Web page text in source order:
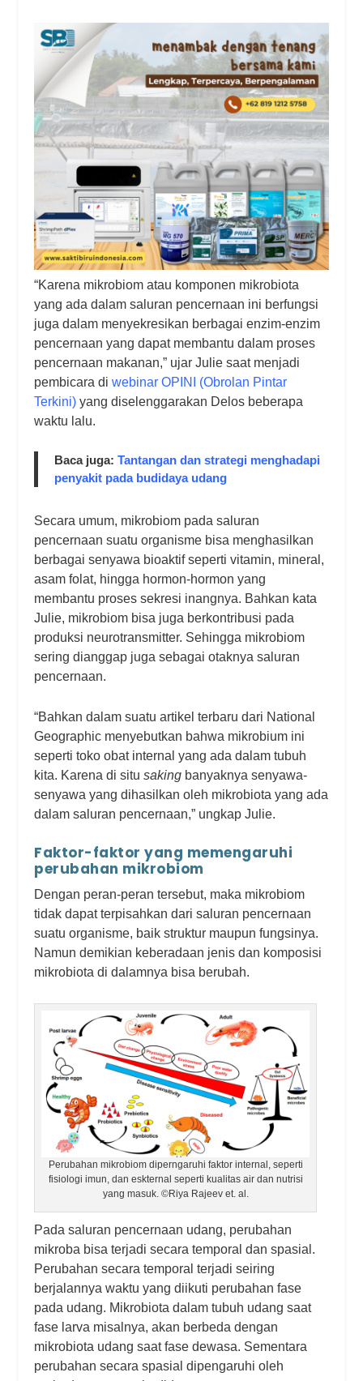
“Karena mikrobiom atau komponen mikrobiota
yang ada dalam saluran pencernaan ini berfungsi
juga dalam menyekresikan berbagai enzim-enzim
pencernaan yang dapat membantu dalam proses
pencernaan makanan,” ujar Julie saat menjadi
pembicara diwebinar OPINI (Obrolan Pintar
Terkini) yang diselenggarakan Delos beberapa
waktu lalu.
Baca juga:Tantangan dan strategi menghadapi
penyakit pada budidaya udang
Secara umum, mikrobiom pada saluran
pencernaan suatu organisme bisa menghasilkan
berbagai senyawa bioaktif seperti vitamin, mineral,
asam folat, hingga hormon-hormon yang
membantu proses sekresi inangnya. Bahkan kata
Julie, mikrobiom bisa juga berkontribusi pada
produksi neurotransmitter. Sehingga mikrobiom
sering dianggap juga sebagai otaknya saluran
pencernaan.
“Bahkan dalam suatu artikel terbaru dari National
Geographic menyebutkan bahwa mikrobium ini
seperti toko obat internal yang ada dalam tubuh
kita. Karena di situsaking banyaknya senyawa-
senyawa yang dihasilkan oleh mikrobiota yang ada
dalam saluran pencernaan,” ungkap Julie.
Faktor-faktor yang memengaruhi
perubahan mikrobiom
Dengan peran-peran tersebut, maka mikrobiom
tidak dapat terpisahkan dari saluran pencernaan
suatu organisme, baik struktur maupun fungsinya.
Namun demikian keberadaan jenis dan komposisi
mikrobiota di dalamnya bisa berubah.
Perubahan mikrobiom diperngaruhi faktor internal, seperti
fisiologi imun, dan eskternal seperti kualitas air dan nutrisi
yang masuk. ©Riya Rajeev et. al.
Pada saluran pencernaan udang, perubahan
mikroba bisa terjadi secara temporal dan spasial.
Perubahan secara temporal terjadi seiring
berjalannya waktu yang diikuti perubahan fase
pada udang. Mikrobiota dalam tubuh udang saat
fase larva misalnya, akan berbeda dengan
mikrobiota udang saat fase dewasa. Sementara
perubahan secara spasial dipengaruhi oleh